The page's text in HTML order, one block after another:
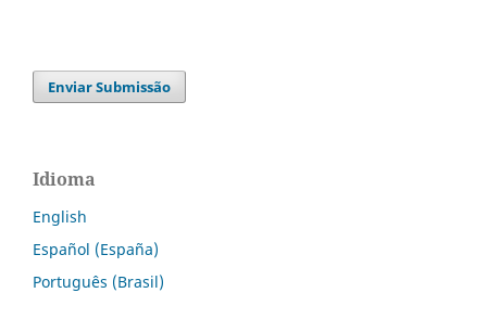
Enviar Submissão
Idioma
English
Español (España)
Português (Brasil)